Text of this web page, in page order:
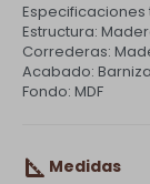
Especificaciones
Estructura:
Correderas:
Acabado:
Fondo: MDF
Medidas